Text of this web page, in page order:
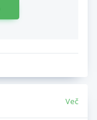
Več